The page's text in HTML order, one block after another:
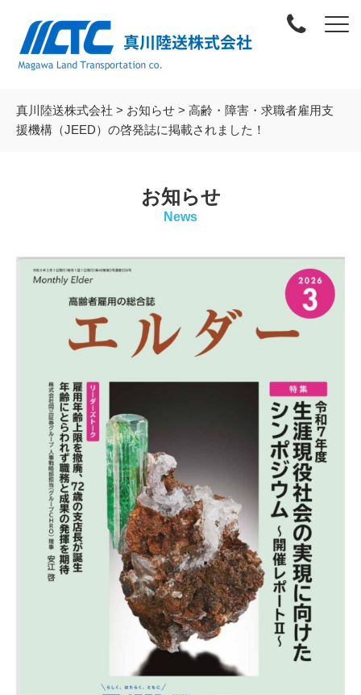
真川陸送株式会社 > お知らせ > 高齢・障害・求職者雇用支
援機構（JEED）の啓発誌に掲載されました！
お知らせ
News